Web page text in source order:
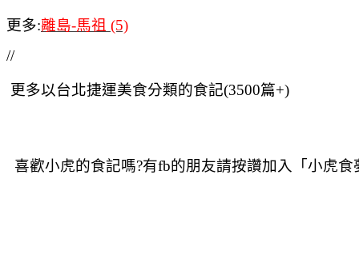
更多:離島-馬祖 (5)
//
更多以台北捷運美食分類的食記(3500篇+)
喜歡小虎的食記嗎?有fb的朋友請按讚加入「小虎